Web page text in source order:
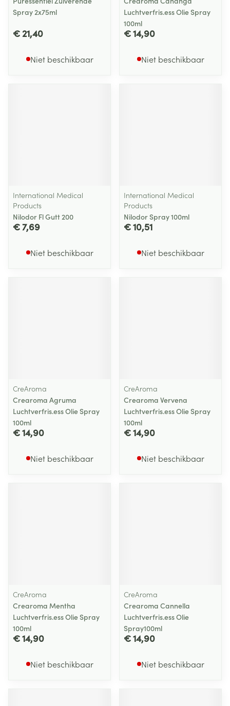
Spray 2x75ml
€ 21,40
Niet beschikbaar
Luchtverfris.ess Olie Spray
100ml
€ 14,90
Niet beschikbaar
International Medical
Products
Nilodor Fl Gutt 200
€ 7,69
Niet beschikbaar
International Medical
Products
Nilodor Spray 100ml
€ 10,51
Niet beschikbaar
CreAroma
Crearoma Agruma
Luchtverfris.ess Olie Spray
100ml
€ 14,90
Niet beschikbaar
CreAroma
Crearoma Vervena
Luchtverfris.ess Olie Spray
100ml
€ 14,90
Niet beschikbaar
CreAroma
Crearoma Mentha
Luchtverfris.ess Olie Spray
100ml
€ 14,90
Niet beschikbaar
CreAroma
Crearoma Cannella
Luchtverfris.ess Olie
Spray100ml
€ 14,90
Niet beschikbaar